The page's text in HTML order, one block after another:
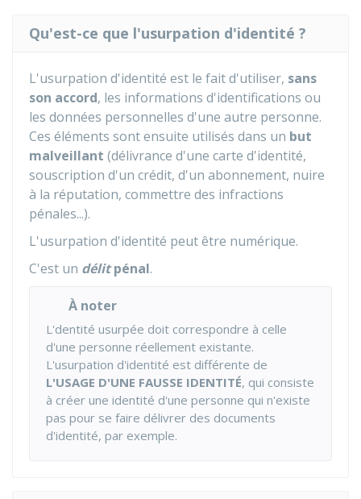
Qu'est-ce que l'usurpation d'identité ?
L'usurpation d'identité est le fait d'utiliser, sans
son accord, les informations d'identifications ou
les données personnelles d'une autre personne.
Ces éléments sont ensuite utilisés dans un but
malveillant (délivrance d'une carte d'identité,
souscription d'un crédit, d'un abonnement, nuire
à la réputation, commettre des infractions
pénales...).
L'usurpation d'identité peut être numérique.
C'est un délitpénal.
À noter
L'dentité usurpée doit correspondre à celle
d'une personne réellement existante.
L'usurpation d'identité est différente de
L'USAGE D'UNE FAUSSE IDENTITÉ, qui consiste
à créer une identité d'une personne qui n'existe
pas pour se faire délivrer des documents
d'identité, par exemple.